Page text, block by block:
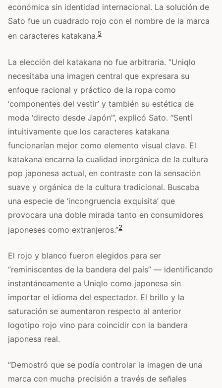
económica sin identidad internacional. La solución de
Sato fue un cuadrado rojo con el nombre de la marca
en caracteres katakana.5
La elección del katakana no fue arbitraria. “Uniqlo
necesitaba una imagen central que expresara su
enfoque racional y práctico de la ropa como
‘componentes del vestir’ y también su estética de
moda ‘directo desde Japón’”, explicó Sato. “Sentí
intuitivamente que los caracteres katakana
funcionarían mejor como elemento visual clave. El
katakana encarna la cualidad inorgánica de la cultura
pop japonesa actual, en contraste con la sensación
suave y orgánica de la cultura tradicional. Buscaba
una especie de ‘incongruencia exquisita’ que
provocara una doble mirada tanto en consumidores
japoneses como extranjeros.”2
El rojo y blanco fueron elegidos para ser
“reminiscentes de la bandera del país” — identificando
instantáneamente a Uniqlo como japonesa sin
importar el idioma del espectador. El brillo y la
saturación se aumentaron respecto al anterior
logotipo rojo vino para coincidir con la bandera
japonesa real.
“Demostró que se podía controlar la imagen de una
marca con mucha precisión a través de señales